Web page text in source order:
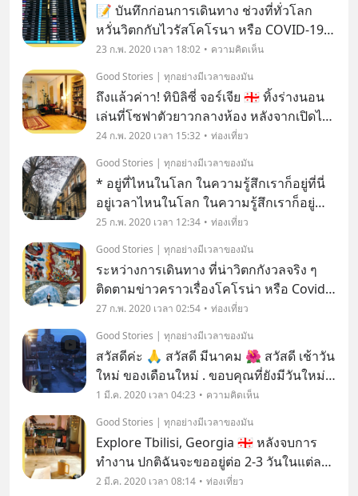
📝 บันทึกก่อนการเดินทาง ช่วงที่ทั่วโลก
หวั่นวิตกกับไวรัสโคโรนา หรือ COVID-19 ..
การต้องเดินทางท่ามกลางความ
หวาดระแวงกับผู้คนที่มากหน้าหลายตาและ
ต้องอยู่รวมกันมาก ๆ ในสถานที่ปิด . คง
ไม่ใช่ฉันคนเดียวที่รู้
23 ก.พ. 2020 เวลา 18:02
ความคิดเห็น
Good Stories | ทุกอย่างมีเวลาของมัน
ถึงแล้วค่าา! ทิบิลิซี่ จอร์เจีย 🇬🇪 ทิ้งร่างนอน
เล่นที่โซฟาตัวยาวกลางห้อง หลังจากเปิดไฟ
ทุกดวง เปิดแอร์จนเย็นฉ่ำ ฉันถึงห้องพัก
ตั้งแต่ 5 โมงครึ่ง นั่งเล่น เอนพักหนึ่งชั่วโมง
พอดี เวลาที่นี่ช้ากว่าเมื่อไท
24 ก.พ. 2020 เวลา 15:32
ท่องเที่ยว
Good Stories | ทุกอย่างมีเวลาของมัน
* อยู่ที่ไหนในโลก ในความรู้สึกเราก็อยู่ที่นี่
อยู่เวลาไหนในโลก ในความรู้สึกเราก็อยู่
เดี๋ยวนี้ เดินทางไปไหน ... คอยตั้งสติที่ความ
รู้สึกว่า .. ที่ นี่ .. เ ดี๋ ย ว นี้ จะไม่เหงา ไม่งง
ไม่หลง จะมีความ
25 ก.พ. 2020 เวลา 12:34
ท่องเที่ยว
Good Stories | ทุกอย่างมีเวลาของมัน
ระหว่างการเดินทาง ที่น่าวิตกกังวลจริง ๆ
ติดตามข่าวคราวเรื่องโคโรน่า หรือ Covid-
19ในต่างประเทศอยู่ทุกวันนะคะ เมื่อวาน
เริ่มทำงานเต็มตัวอยู่กับลูกค้าพม่า 6 คนไป
ต่างจังหวัดของจอร์เจียด้วย .. ออกจาก
โรงแรม
27 ก.พ. 2020 เวลา 02:54
ท่องเที่ยว
Good Stories | ทุกอย่างมีเวลาของมัน
สวัสดีค่ะ 🙏 สวัสดี มีนาคม 🌺 สวัสดี เช้าวัน
ใหม่ ของเดือนใหม่ . ขอบคุณที่ยังมีวันใหม่
สำหรับเรา . ช่วงนี้หลายคนเครียด
สถานการณ์เรื่องโรคระบาด Covid-19 น่า
กลัวจริง ๆ น่ากลัวยิ่งกว่าไวรัส คือ จิตใจค
1 มี.ค. 2020 เวลา 04:23
ความคิดเห็น
Good Stories | ทุกอย่างมีเวลาของมัน
Explore Tbilisi, Georgia 🇬🇪 หลังจบการ
ทำงาน ปกติฉันจะขออยู่ต่อ 2-3 วันในแต่ละ
การเดินทาง ครั้งนี้ก็เช่นกัน.. ส่งลูกค้าที่
2 มี.ค. 2020 เวลา 08:14
ท่องเที่ยว